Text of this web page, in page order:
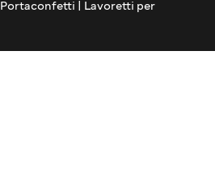
Portaconfetti | Lavoretti per